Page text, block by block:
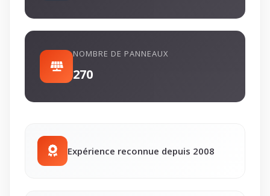
NOMBRE DE PANNEAUX
270
Expérience reconnue depuis 2008